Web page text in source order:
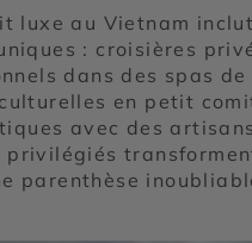
luxe au Vietnam
: croisières
dans des spas de
en petit
avec des
privilégiés
parenthèse